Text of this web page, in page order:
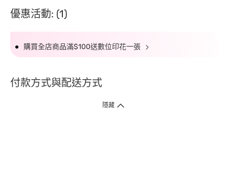
優惠活動: (1)
購買全店商品滿$100送數位印花一張
付款方式與配送方式
隱藏